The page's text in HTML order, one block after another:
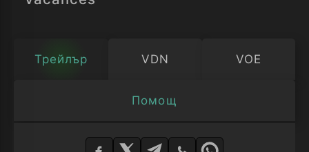
Трейлър VDN VOE
Помощ
Изберете